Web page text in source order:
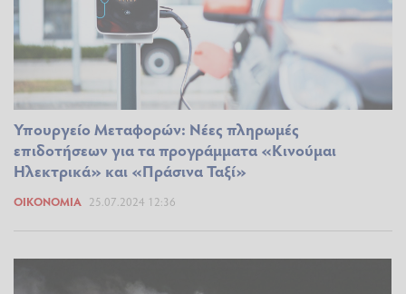
Υπουργείο Μεταφορών: Νέες πληρωμές
επιδοτήσεων για τα προγράμματα «Κινούμαι
Ηλεκτρικά» και «Πράσινα Ταξί»
ΟΙΚΟΝΟΜΊΑ 25.07.2024 12:36